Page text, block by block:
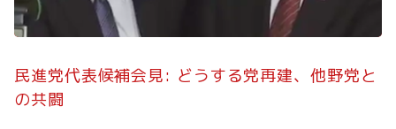
民進党代表候補会見: どうする党再建、他野党と
の共闘